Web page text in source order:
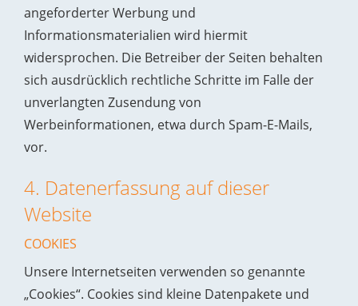
angeforderter Werbung und
Informationsmaterialien wird hiermit
widersprochen. Die Betreiber der Seiten behalten
sich ausdrücklich rechtliche Schritte im Falle der
unverlangten Zusendung von
Werbeinformationen, etwa durch Spam-E-Mails,
vor.
4. Datenerfassung auf dieser
Website
COOKIES
Unsere Internetseiten verwenden so genannte
„Cookies“. Cookies sind kleine Datenpakete und